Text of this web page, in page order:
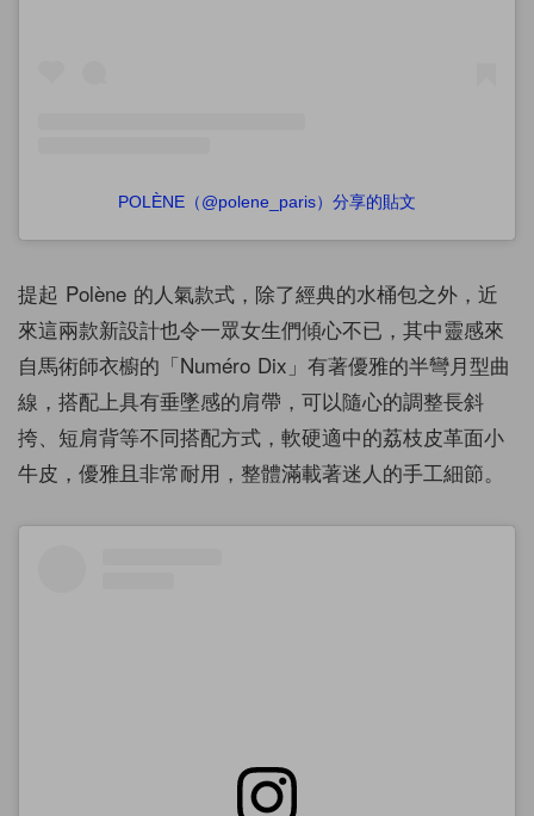
POLÈNE（@polene_paris）分享的貼文
提起 Polène 的人氣款式，除了經典的水桶包之外，近
來這兩款新設計也令一眾女生們傾心不已，其中靈感來
自馬術師衣櫥的「Numéro Dix」有著優雅的半彎月型曲
線，搭配上具有垂墜感的肩帶，可以隨心的調整長斜
挎、短肩背等不同搭配方式，軟硬適中的荔枝皮革面小
牛皮，優雅且非常耐用，整體滿載著迷人的手工細節。